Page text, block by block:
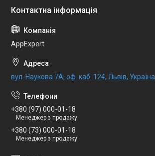
AppExpert
вул. Наукова 7А, оф. каб. 124, Львів, Україна
+380 (97) 000-01-18
Менеджер з продажу
+380 (73) 000-01-18
Менеджер з продажу